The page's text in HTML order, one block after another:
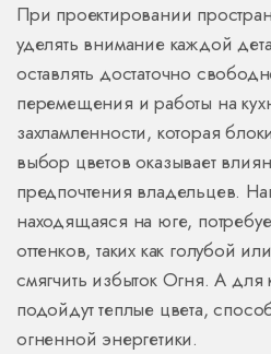
При проектировании
уделять внимание каждой
оставлять достаточно
перемещения и работы на
захламленности, которая
выбор цветов оказывает
предпочтения владельцев.
находящаяся на юге,
оттенков, таких как голубой
смягчить избыток Огня. А для
подойдут теплые цвета,
огненной энергетики.